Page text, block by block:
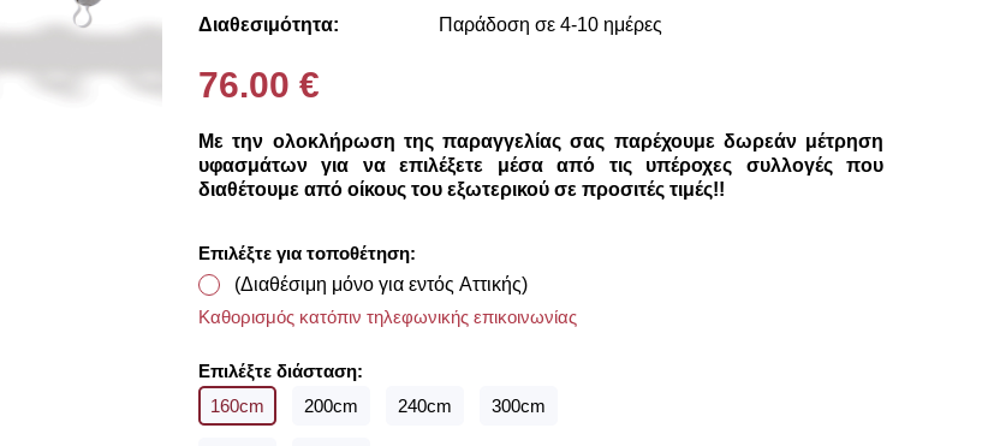
Διαθεσιμότητα:
Παράδοση σε 4-10 ημέρες
76.00 €
Με την ολοκλήρωση της παραγγελίας σας παρέχουμε δωρεάν μέτρηση
υφασμάτων για να επιλέξετε μέσα από τις υπέροχες συλλογές που
διαθέτουμε από οίκους του εξωτερικού σε προσιτές τιμές!!
Επιλέξτε για τοποθέτηση:
(Διαθέσιμη μόνο για εντός Αττικής)
Καθορισμός κατόπιν τηλεφωνικής επικοινωνίας
Επιλέξτε διάσταση:
160cm
200cm 240cm 300cm